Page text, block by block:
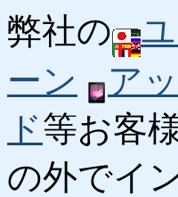
弊社の
ーン
ア
ド等お客
の外でイ